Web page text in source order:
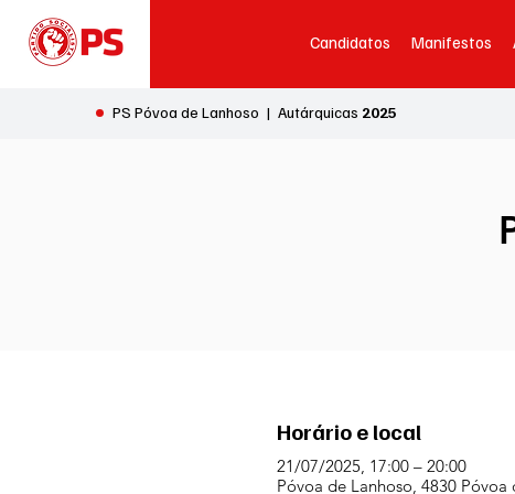
Candidatos Manifestos
• PS Póvoa de Lanhoso | Autárquicas 2025
Horário e local
21/07/2025, 17:00 – 20:00
Póvoa de Lanhoso, 4830